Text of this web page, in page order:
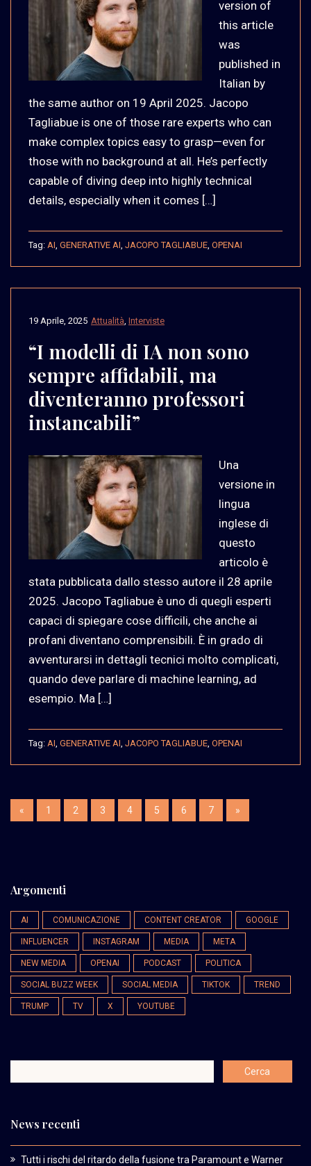
version of
this article
was
published in
Italian by
the same author on 19 April 2025. Jacopo
Tagliabue is one of those rare experts who can
make complex topics easy to grasp—even for
those with no background at all. He’s perfectly
capable of diving deep into highly technical
details, especially when it comes […]
Tag: AI GENERATIVE AI JACOPO TAGLIABUE OPENAI
Attualità Interviste
19 Aprile, 2025
“I modelli di IA non sono
sempre affidabili, ma
diventeranno professori
instancabili”
Una
versione in
lingua
inglese di
questo
articolo è
stata pubblicata dallo stesso autore il 28 aprile
2025. Jacopo Tagliabue è uno di quegli esperti
capaci di spiegare cose difficili, che anche ai
profani diventano comprensibili. È in grado di
avventurarsi in dettagli tecnici molto complicati,
quando deve parlare di machine learning, ad
esempio. Ma […]
Tag: AI GENERATIVE AI JACOPO TAGLIABUE OPENAI
« 1 2 3 4 5 6 7 »
Argomenti
AI COMUNICAZIONE CONTENT CREATOR GOOGLE
INFLUENCER INSTAGRAM MEDIA META
NEW MEDIA OPENAI PODCAST POLITICA
SOCIAL BUZZ WEEK SOCIAL MEDIA TIKTOK TREND
TRUMP TV X YOUTUBE
News recenti
Tutti i rischi del ritardo della fusione tra Paramount e Warner